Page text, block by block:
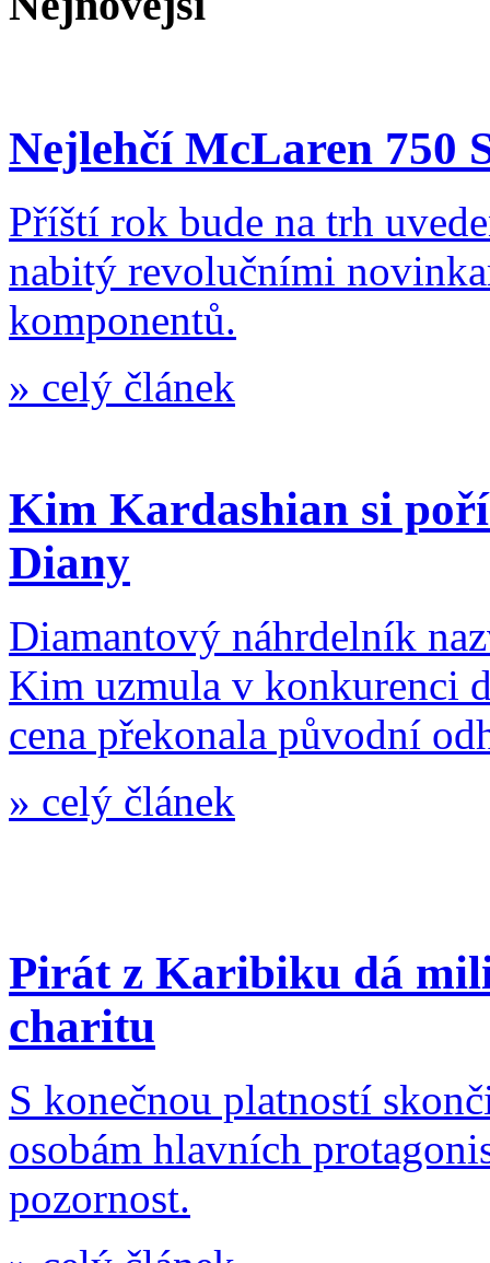
Nejlehčí McLaren 750
Příští rok bude na trh
nabitý revolučními
komponentů.
» celý článek
Kim Kardashian si
Diany
Diamantový náhrdelník
Kim uzmula v konkurenci
cena překonala původní
» celý článek
Pirát z Karibiku dá
charitu
S konečnou platností
osobám hlavních
pozornost.